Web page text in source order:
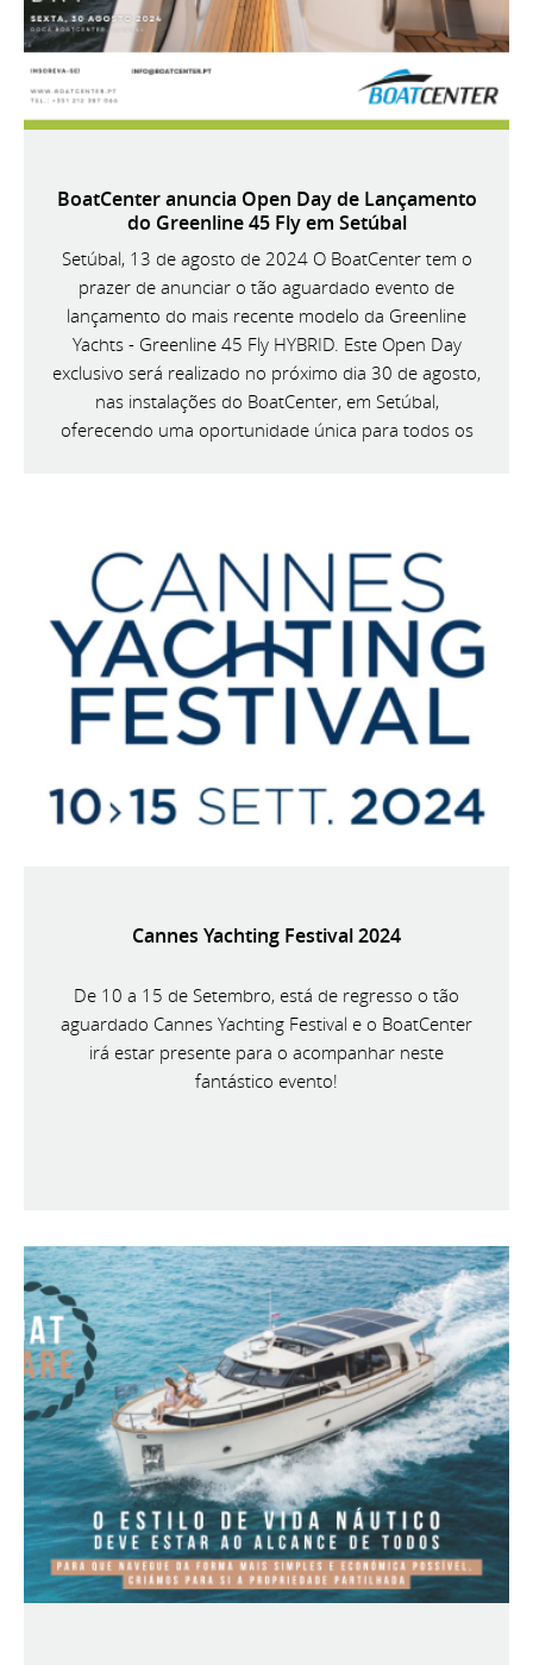
BoatCenter anuncia Open Day de Lançamento
do Greenline 45 Fly em Setúbal
Setúbal, 13 de agosto de 2024 O BoatCenter tem o
prazer de anunciar o tão aguardado evento de
lançamento do mais recente modelo da Greenline
Yachts - Greenline 45 Fly HYBRID. Este Open Day
exclusivo será realizado no próximo dia 30 de agosto,
nas instalações do BoatCenter, em Setúbal,
oferecendo uma oportunidade única para todos os
Cannes Yachting Festival 2024
De 10 a 15 de Setembro, está de regresso o tão
aguardado Cannes Yachting Festival e o BoatCenter
irá estar presente para o acompanhar neste
fantástico evento!